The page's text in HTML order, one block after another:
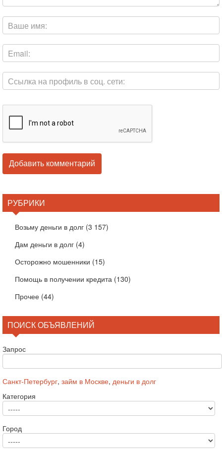
РУБРИКИ
Возьму деньги в долг (3 157)
Дам деньги в долг (4)
Осторожно мошенники (15)
Помощь в получении кредита (130)
Прочее (44)
ПОИСК ОБЪЯВЛЕНИЙ
Запрос
Санкт-Петербург, займ в Москве, деньги в долг
Категория
Город